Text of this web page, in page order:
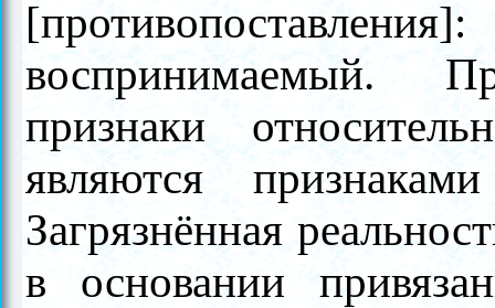
воспринимаемый.
признаки
являются
Загрязнённая
в основании